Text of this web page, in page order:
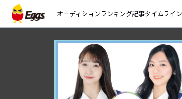
オーディションランキング記事タイムライン